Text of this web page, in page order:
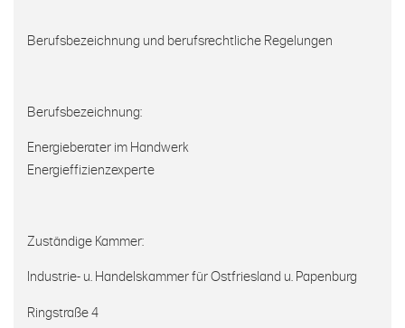
Berufsbezeichnung und berufsrechtliche Regelungen
Berufsbezeichnung:
Energieberater im Handwerk
Energieffizienzexperte
Zuständige Kammer:
Industrie- u. Handelskammer für Ostfriesland u. Papenburg
Ringstraße 4